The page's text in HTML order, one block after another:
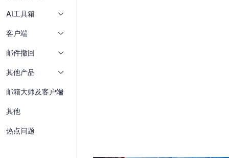
AI工具箱
客户端
邮件撤回
其他产品
邮箱大师及客户端
其他
热点问题